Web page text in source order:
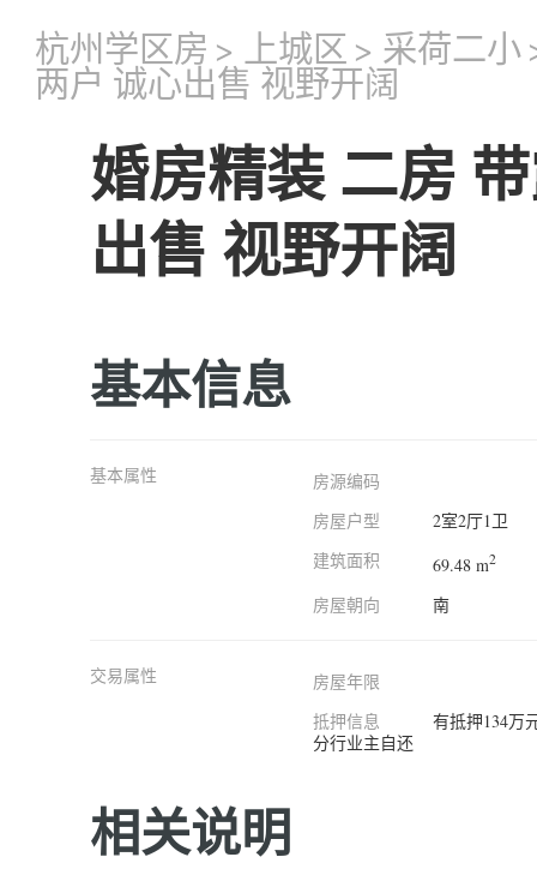
杭州学区房 > 上城区 > 采荷二小
两户 诚心出售 视野开阔
婚房精装 二房
出售 视野开阔
基本信息
基本属性
房源编码
房屋户型
2室2厅1卫
建筑面积
69.48 m2
房屋朝向 南
交易属性
房屋年限
抵押信息
有抵押134万
分行业主自还
相关说明